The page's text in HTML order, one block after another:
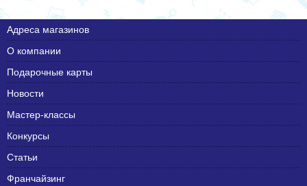
Адреса магазинов
О компании
Подарочные карты
Новости
Мастер-классы
Конкурсы
Статьи
Франчайзинг